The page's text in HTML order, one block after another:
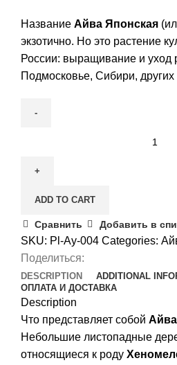
Название Айва Японская
экзотично. Но это растение
России: выращивание и уход
Подмосковье, Сибири, других
(Хеномелес)
ADD TO CART
Сравнить Добавить в
SKU: Pl-Ay-004 Categories:
Поделиться:
DESCRIPTION
ADDITIONAL
ОПЛАТА И ДОСТАВКА
Description
Что представляет собой
Небольшие листопадные
относящиеся к роду